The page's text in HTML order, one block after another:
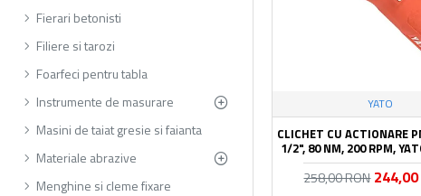
Fierari betonisti
Filiere si tarozi
Foarfeci pentru tabla
Instrumente de masurare
Masini de taiat gresie si faianta
Materiale abrazive
Menghine si cleme fixare
YATO
CLICHET CU ACTIONARE
1/2", 80 NM, 200 RPM,
258,00 RON 244,00